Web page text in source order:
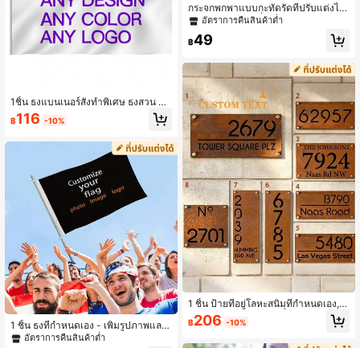
1ชิ้น ธงแบนเนอร์สั่งทำพิเศษ ธงสวน ธง
สนาม, ตกแต่งผนังด้วยโลโก้ ข้อความ
หรือรูปภาพ, ใช้ซ้ำได้, ของขวัญสำหรับ
กิด, วันรับปริญญา, งานแต่งงาน, งานขึ้
นบ้านใหม่, สำนักงานที่บ้าน
฿116 -10%
1 ชิ้น ธงที่กำหนดเอง - เพิ่มรูปภาพและ
ข้อความของคุณเอง - เหมาะสำหรับวัน
อัตราการคืนสินค้าต่ำ
กระจกพกพาแบบกะทัดรัดที่ปรับแต่งได้,
ของขวัญสำหรับเพื่อนเจ้าสาว, กระจกแ
กพาสำหรับเธอ, ของขวัญขอบคุณเพื่อน
หะ, ของขวัญวันเกิด, ของขวัญที่ไม่ซ้ำใ
คร, ของขวัญรับปริญญา
อัตราการคืนสินค้าต่ำ
฿49
1 ชิ้น ป้ายที่อยู่โลหะสนิมที่กำหนดเอง, ป้
ายประตูภายนอก, ป้ายที่อยู่พิมพ์ 2D สนิ
มเทียม, ป้ายที่อยู่สมัยใหม่, ของขวัญป้า
฿206 -10%